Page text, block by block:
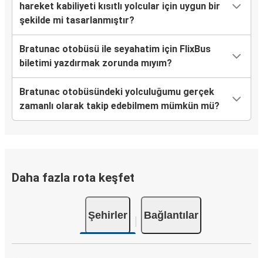
hareket kabiliyeti kısıtlı yolcular için uygun bir
şekilde mi tasarlanmıştır?
Bratunac otobüsü ile seyahatim için FlixBus
biletimi yazdırmak zorunda mıyım?
Bratunac otobüsündeki yolculuğumu gerçek
zamanlı olarak takip edebilmem mümkün mü?
Daha fazla rota keşfet
Şehirler Bağlantılar